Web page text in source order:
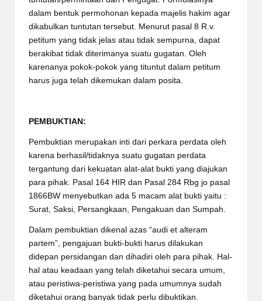
dalam bentuk permohonan kepada majelis hakim agar
dikabulkan tuntutan tersebut. Menurut pasal 8 R.v.
petitum yang tidak jelas atau tidak sempurna, dapat
berakibat tidak diterimanya suatu gugatan. Oleh
karenanya pokok-pokok yang tituntut dalam petitum
harus juga telah dikemukan dalam posita.
PEMBUKTIAN:
Pembuktian merupakan inti dari perkara perdata oleh
karena berhasil/tidaknya suatu gugatan perdata
tergantung dari kekuatan alat-alat bukti yang diajukan
para pihak. Pasal 164 HIR dan Pasal 284 Rbg jo pasal
1866BW menyebutkan ada 5 macam alat bukti yaitu :
Surat, Saksi, Persangkaan, Pengakuan dan Sumpah.
Dalam pembuktian dikenal azas “audi et alteram
partem”, pengajuan bukti-bukti harus dilakukan
didepan persidangan dan dihadiri oleh para pihak. Hal-
hal atau keadaan yang telah diketahui secara umum,
atau peristiwa-peristiwa yang pada umumnya sudah
diketahui orang banyak tidak perlu dibuktikan.